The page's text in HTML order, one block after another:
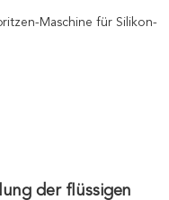
Maschine für Silikon-
der flüssigen